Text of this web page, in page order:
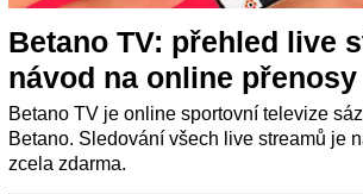
Betano TV: přehled live
návod na online přenosy
Betano TV je online sportovní televize
Betano. Sledování všech live streamů je
zcela zdarma.